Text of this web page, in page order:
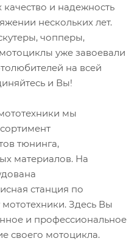
и надежность
нескольких лет.
чопперы,
уже завоевали
на всей
и Вы!
мы
тюнинга,
материалов. На
станция по
Здесь Вы
и профессиональное
своего мотоцикла.